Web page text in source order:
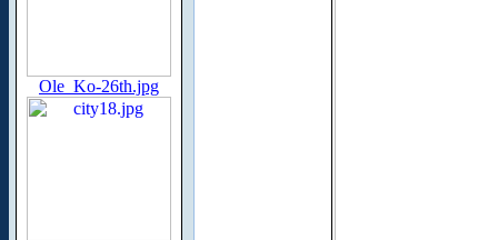
Ole_Ko-26th.jpg